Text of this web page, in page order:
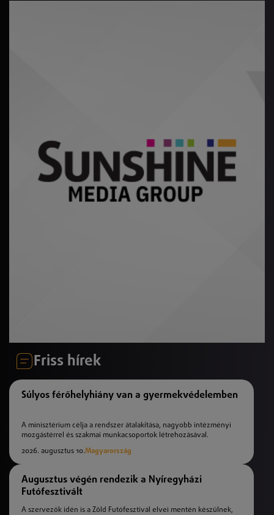
Friss hírek
Súlyos férőhelyhiány van a gyermekvédelemben
A minisztérium célja a rendszer átalakítása, nagyobb intézményi
mozgástérrel és szakmai munkacsoportok létrehozásával.
2026. augusztus 10.Magyarország
Augusztus végén rendezik a Nyíregyházi
Futófesztivált
A szervezők idén is a Zöld Futófesztivál elvei mentén készülnek,